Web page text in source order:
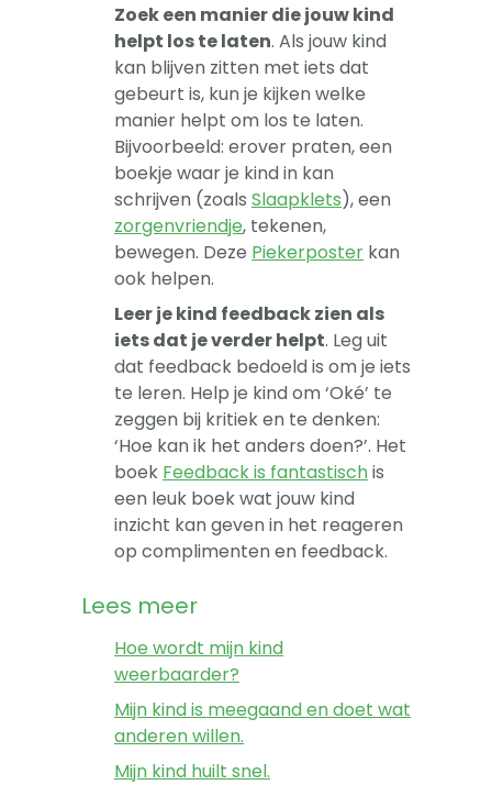
Zoek een manier die jouw kind
helpt los te laten. Als jouw kind
kan blijven zitten met iets dat
gebeurt is, kun je kijken welke
manier helpt om los te laten.
Bijvoorbeeld: erover praten, een
boekje waar je kind in kan
schrijven (zoals Slaapklets), een
zorgenvriendje, tekenen,
bewegen. Deze Piekerposter kan
ook helpen.
Leer je kind feedback zien als
iets dat je verder helpt. Leg uit
dat feedback bedoeld is om je iets
te leren. Help je kind om ‘Oké’ te
zeggen bij kritiek en te denken:
‘Hoe kan ik het anders doen?’. Het
boek Feedback is fantastischis
een leuk boek wat jouw kind
inzicht kan geven in het reageren
op complimenten en feedback.
Lees meer
Hoe wordt mijn kind
weerbaarder?
Mijn kind is meegaand en doet wat
anderen willen.
Mijn kind huilt snel.